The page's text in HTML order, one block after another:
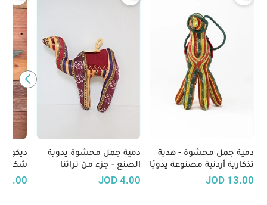
دمية جمل محشوة - هدية
تذكارية أردنية مصنوعة يدويًا
13.00
JOD
دمية جمل محشوة يدوية
الصنع - جزء من تراثنا
الأردني
4.00
JOD
ديكور
شكل
مصنوع
9.00